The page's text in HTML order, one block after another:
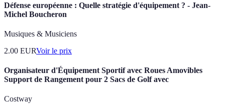
Défense européenne : Quelle stratégie d'équipement ? - Jean-
Michel Boucheron
Musiques & Musiciens
2.00 EURVoir le prix
Organisateur d'Équipement Sportif avec Roues Amovibles
Support de Rangement pour 2 Sacs de Golf avec
Costway